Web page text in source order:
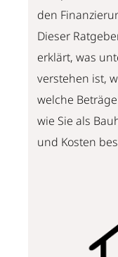
den
Dieser
erklärt, was
verstehen ist,
welche
wie Sie als
und Kosten